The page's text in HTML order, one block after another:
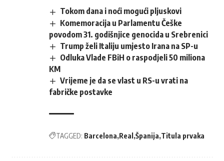
Tokom dana i noći mogući pljuskovi
Komemoracija u Parlamentu Češke
povodom 31. godišnjice genocida u Srebrenici
Trump želi Italiju umjesto Irana na SP-u
Odluka Vlade FBiH o raspodjeli 50 miliona
KM
Vrijeme je da se vlast u RS-u vrati na
fabričke postavke
TAGGED: Barcelona Real Španija Titula prvaka